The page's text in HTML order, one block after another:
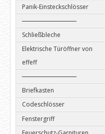
Panik-Einsteckschlösser
Schließbleche
Elektrische Türöffner von
effeff
Briefkasten
Codeschlösser
Fenstergriff